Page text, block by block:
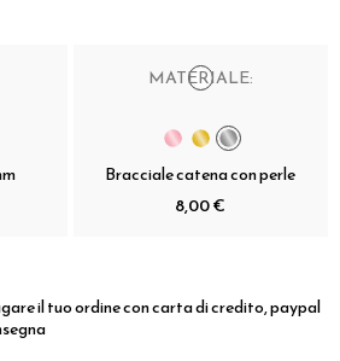
MATERIALE:
Bracciale catena con perle
8,00 €
il tuo ordine con carta di credito, paypal